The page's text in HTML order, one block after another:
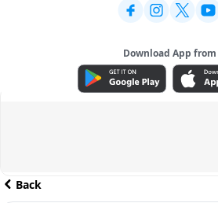
Download App from
ADVERTISEMENT
Back